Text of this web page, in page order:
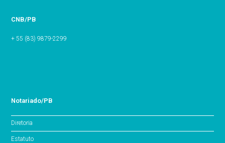
CNB/PB
+ 55 (83) 9879-2299
Notariado/PB
Diretoria
Estatuto